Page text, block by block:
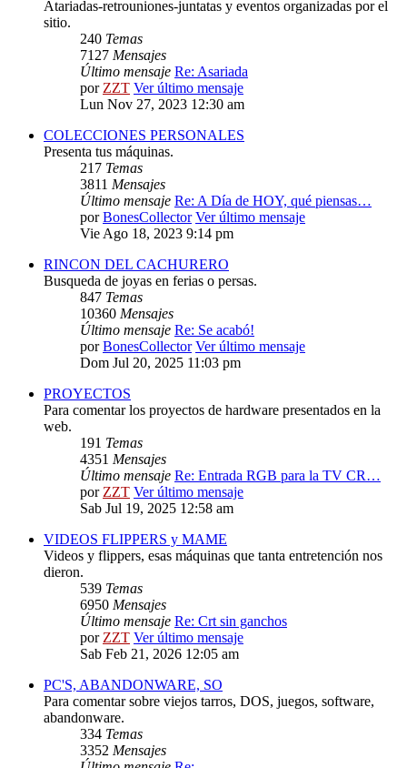
Atariadas-retrouniones-juntatas y eventos organizadas por el
sitio.
240 Temas
7127 Mensajes
Último mensaje Re: Asariada
porZZT Ver último mensaje
Lun Nov 27, 2023 12:30 am
COLECCIONES PERSONALES
Presenta tus máquinas.
217 Temas
3811 Mensajes
Último mensaje Re: A Día de HOY, qué piensas…
porBonesCollector Ver último mensaje
Vie Ago 18, 2023 9:14 pm
RINCON DEL CACHURERO
Busqueda de joyas en ferias o persas.
847 Temas
10360 Mensajes
Último mensaje Re: Se acabó!
porBonesCollector Ver último mensaje
Dom Jul 20, 2025 11:03 pm
PROYECTOS
Para comentar los proyectos de hardware presentados en la
web.
191 Temas
4351 Mensajes
Último mensaje Re: Entrada RGB para la TV CR…
porZZT Ver último mensaje
Sab Jul 19, 2025 12:58 am
VIDEOS FLIPPERS y MAME
Videos y flippers, esas máquinas que tanta entretención nos
dieron.
539 Temas
6950 Mensajes
Último mensaje Re: Crt sin ganchos
porZZT Ver último mensaje
Sab Feb 21, 2026 12:05 am
PC'S, ABANDONWARE, SO
Para comentar sobre viejos tarros, DOS, juegos, software,
abandonware.
334 Temas
3352 Mensajes